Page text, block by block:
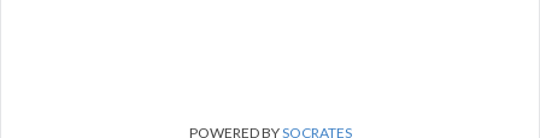
POWERED BYSOCRATES